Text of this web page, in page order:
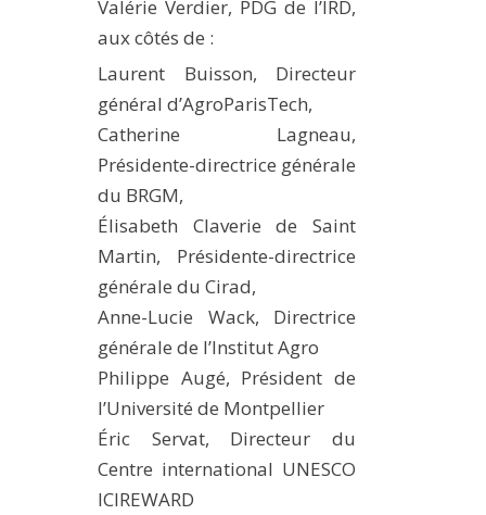
Valérie Verdier, PDG de l’IRD,
aux côtés de :
Laurent Buisson, Directeur
général d’AgroParisTech,
Catherine Lagneau,
Présidente-directrice générale
du BRGM,
Élisabeth Claverie de Saint
Martin, Présidente-directrice
générale du Cirad,
Anne-Lucie Wack, Directrice
générale de l’Institut Agro
Philippe Augé, Président de
l’Université de Montpellier
Éric Servat, Directeur du
Centre international UNESCO
ICIREWARD